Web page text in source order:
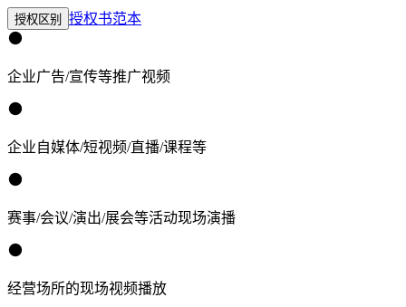
授权区别 授权书范本
企业广告/宣传等推广视频
企业自媒体/短视频/直播/课程等
赛事/会议/演出/展会等活动现场演播
经营场所的现场视频播放